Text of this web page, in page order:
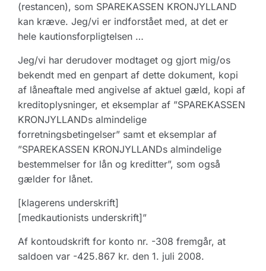
(restancen), som SPAREKASSEN KRONJYLLAND
kan kræve. Jeg/vi er indforstået med, at det er
hele kautionsforpligtelsen …
Jeg/vi har derudover modtaget og gjort mig/os
bekendt med en genpart af dette dokument, kopi
af låneaftale med angivelse af aktuel gæld, kopi af
kreditoplysninger, et eksemplar af ”SPAREKASSEN
KRONJYLLANDs almindelige
forretningsbetingelser” samt et eksemplar af
”SPAREKASSEN KRONJYLLANDs almindelige
bestemmelser for lån og kreditter”, som også
gælder for lånet.
[klagerens underskrift]
[medkautionists underskrift]”
Af kontoudskrift for konto nr. -308 fremgår, at
saldoen var -425.867 kr. den 1. juli 2008.